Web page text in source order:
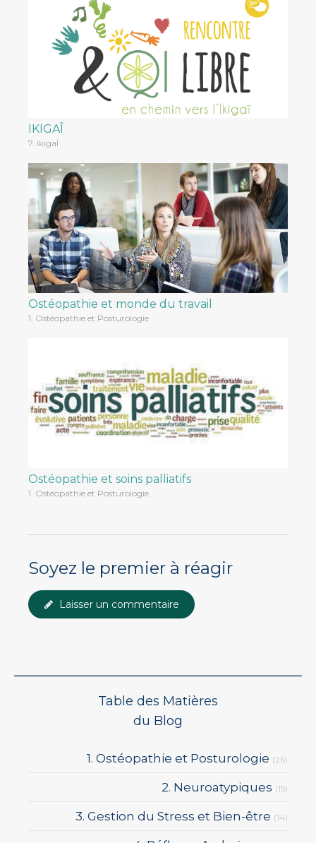
IKIGAÎ
7. ikigaÏ
Ostéopathie et monde du travail
1. Ostéopathie et Posturologie
Ostéopathie et soins palliatifs
1. Ostéopathie et Posturologie
Soyez le premier à réagir
Laisser un commentaire
Table des Matières
du Blog
1. Ostéopathie et Posturologie (26)
2. Neuroatypiques (15)
3. Gestion du Stress et Bien-être (14)